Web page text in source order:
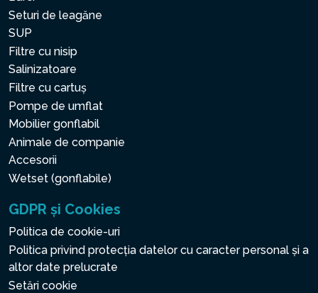
Seturi de leagăne
SUP
Filtre cu nisip
Salinizatoare
Filtre cu cartuș
Pompe de umflat
Mobilier gonflabil
Animale de companie
Accesorii
Wetset (gonflabile)
GDPR și Cookies
Politica de cookie-uri
Politica privind protecția datelor cu caracter personal și a
altor date prelucrate
Setări cookie